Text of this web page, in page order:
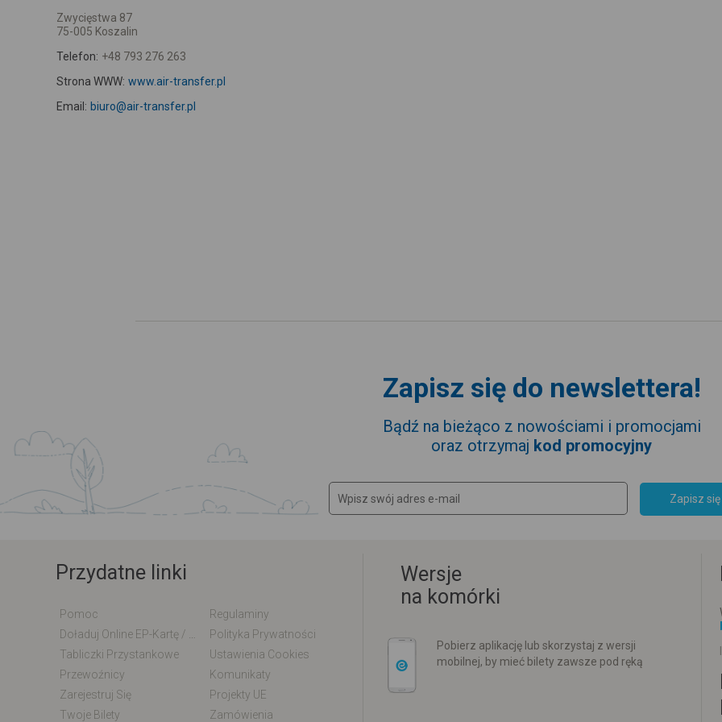
Zwycięstwa 87
75-005 Koszalin
Telefon: +48 793 276 263
Strona WWW: www.air-transfer.pl
Email: biuro@air-transfer.pl
Zapisz się do newslettera!
Bądź na bieżąco z nowościami i promocjami
oraz otrzymaj kod promocyjny
Zapisz się
Przydatne linki
Pomoc
Regulaminy
Polityka Prywatności
Tabliczki Przystankowe
Ustawienia Cookies
Przewoźnicy
Komunikaty
Zarejestruj Się
Projekty UE
Twoje Bilety
Zamówienia
Wersje
na komórki
Pobierz aplikację lub skorzystaj z wersji
mobilnej, by mieć bilety zawsze pod ręką